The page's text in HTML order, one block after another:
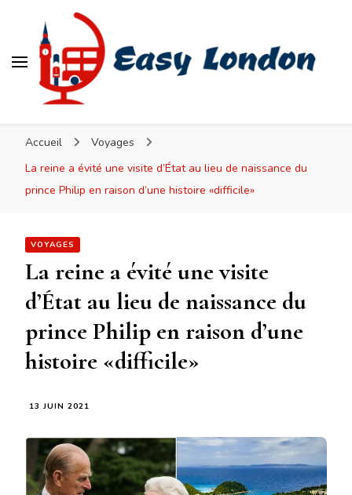
Accueil
Voyages
La reine a évité une visite d’État au lieu de naissance du
prince Philip en raison d’une histoire «difficile»
VOYAGES
La reine a évité une visite
d’État au lieu de naissance du
prince Philip en raison d’une
histoire «difficile»
13 JUIN 2021